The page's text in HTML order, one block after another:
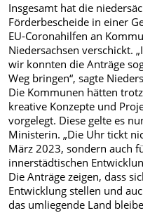
Insgesamt hat die
Förderbescheide in einer
EU-Coronahilfen an
Niedersachsen verschickt.
wir konnten die Anträge
Weg bringen“, sagte
Die Kommunen hätten
kreative Konzepte und
vorgelegt. Diese gelte es
Ministerin. „Die Uhr tickt
März 2023, sondern auch
innerstädtischen
Die Anträge zeigen, dass
Entwicklung stellen und
das umliegende Land